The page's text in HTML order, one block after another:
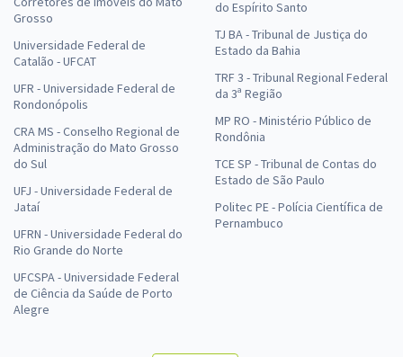
Grosso
Universidade Federal de
Catalão - UFCAT
UFR - Universidade Federal de
Rondonópolis
CRA MS - Conselho Regional de
Administração do Mato Grosso
do Sul
UFJ - Universidade Federal de
Jataí
UFRN - Universidade Federal do
Rio Grande do Norte
UFCSPA - Universidade Federal
de Ciência da Saúde de Porto
Alegre
do Espírito Santo
TJ BA - Tribunal de Justiça do
Estado da Bahia
TRF 3 - Tribunal Regional Federal
da 3ª Região
MP RO - Ministério Público de
Rondônia
TCE SP - Tribunal de Contas do
Estado de São Paulo
Politec PE - Polícia Científica de
Pernambuco